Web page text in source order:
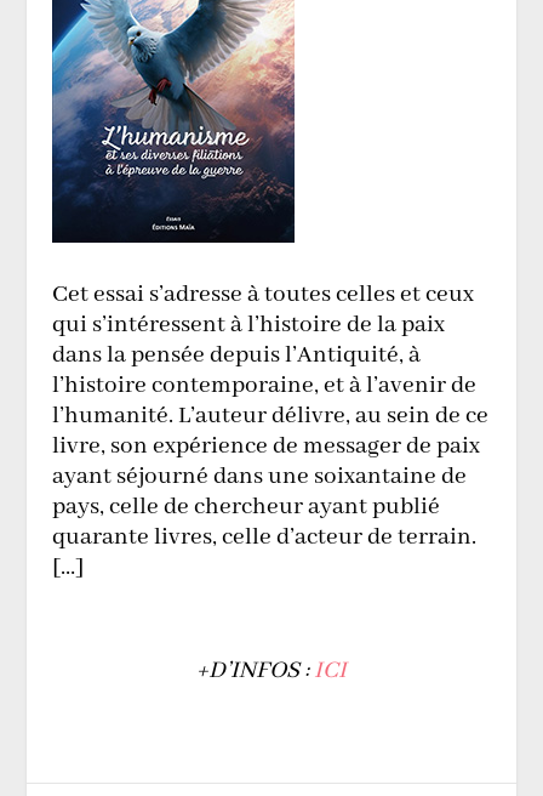
Cet essai s’adresse à toutes celles et ceux
qui s’intéressent à l’histoire de la paix
dans la pensée depuis l’Antiquité, à
l’histoire contemporaine, et à l’avenir de
l’humanité. L’auteur délivre, au sein de ce
livre, son expérience de messager de paix
ayant séjourné dans une soixantaine de
pays, celle de chercheur ayant publié
quarante livres, celle d’acteur de terrain.
[…]
+D’INFOS :ICI